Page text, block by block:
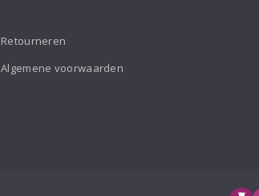
Retourneren
Algemene voorwaarden